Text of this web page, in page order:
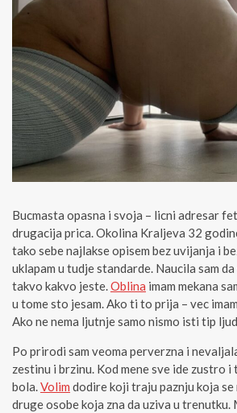
Bucmasta opasna i svoja – licni adresar
drugacija prica. Okolina Kraljeva 32
tako sebe najlakse opisem bez uvijanja i
uklapam u tudje standarde. Naucila sam
takvo kakvo jeste.Oblina imam mekana
u tome sto jesam. Ako ti to prija – vec
Ako ne nema ljutnje samo nismo isti tip
Po prirodi sam veoma perverzna i
zestinu i brzinu. Kod mene sve ide zustro i
bola.Volim dodire koji traju paznju koja
druge osobe koja zna da uziva u trenutku.